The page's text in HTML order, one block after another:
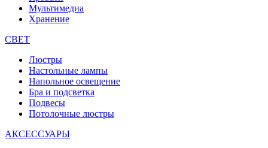
Мультимедиа
Хранение
СВЕТ
Люстры
Настольные лампы
Напольное освещение
Бра и подсветка
Подвесы
Потолочные люстры
АКСЕССУАРЫ